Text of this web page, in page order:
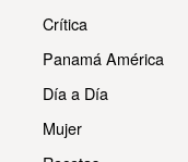
Crítica
Panamá América
Día a Día
Mujer